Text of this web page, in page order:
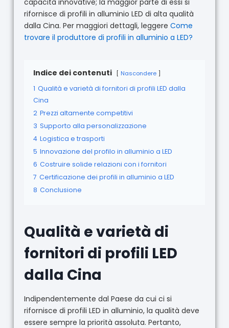
rifornisce di profili in alluminio LED di alta qualità
dalla Cina. Per maggiori dettagli, leggere Come
trovare il produttore di profili in alluminio a LED?
Indice dei contenuti Nascondere
1 Qualità e varietà di fornitori di profili LED dalla
Cina
2 Prezzi altamente competitivi
3 Supporto alla personalizzazione
4 Logistica e trasporti
5 Innovazione del profilo in alluminio a LED
6 Costruire solide relazioni con i fornitori
7 Certificazione dei profili in alluminio a LED
8 Conclusione
Qualità e varietà di
fornitori di profili LED
dalla Cina
Indipendentemente dal Paese da cui ci si
rifornisce di profili LED in alluminio, la qualità deve
essere sempre la priorità assoluta. Pertanto,